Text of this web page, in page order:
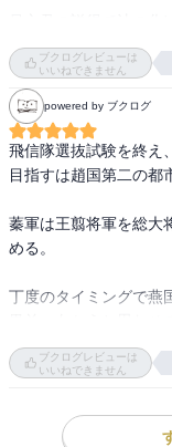
趙の李牧は、守備固め
は鄴攻めを提案する。
総大将は王翦、桓騎、
て国境の列尾に向かう
ブクログレビューは
いいねできません
powered by ブクログ
飛信隊選抜試験を終え
目指すは趙国第二の都
蓁軍は王翦将軍を総大
める。
丁度のタイミングで燕
この先が気になる、久
ブクログレビューは
いいねできません